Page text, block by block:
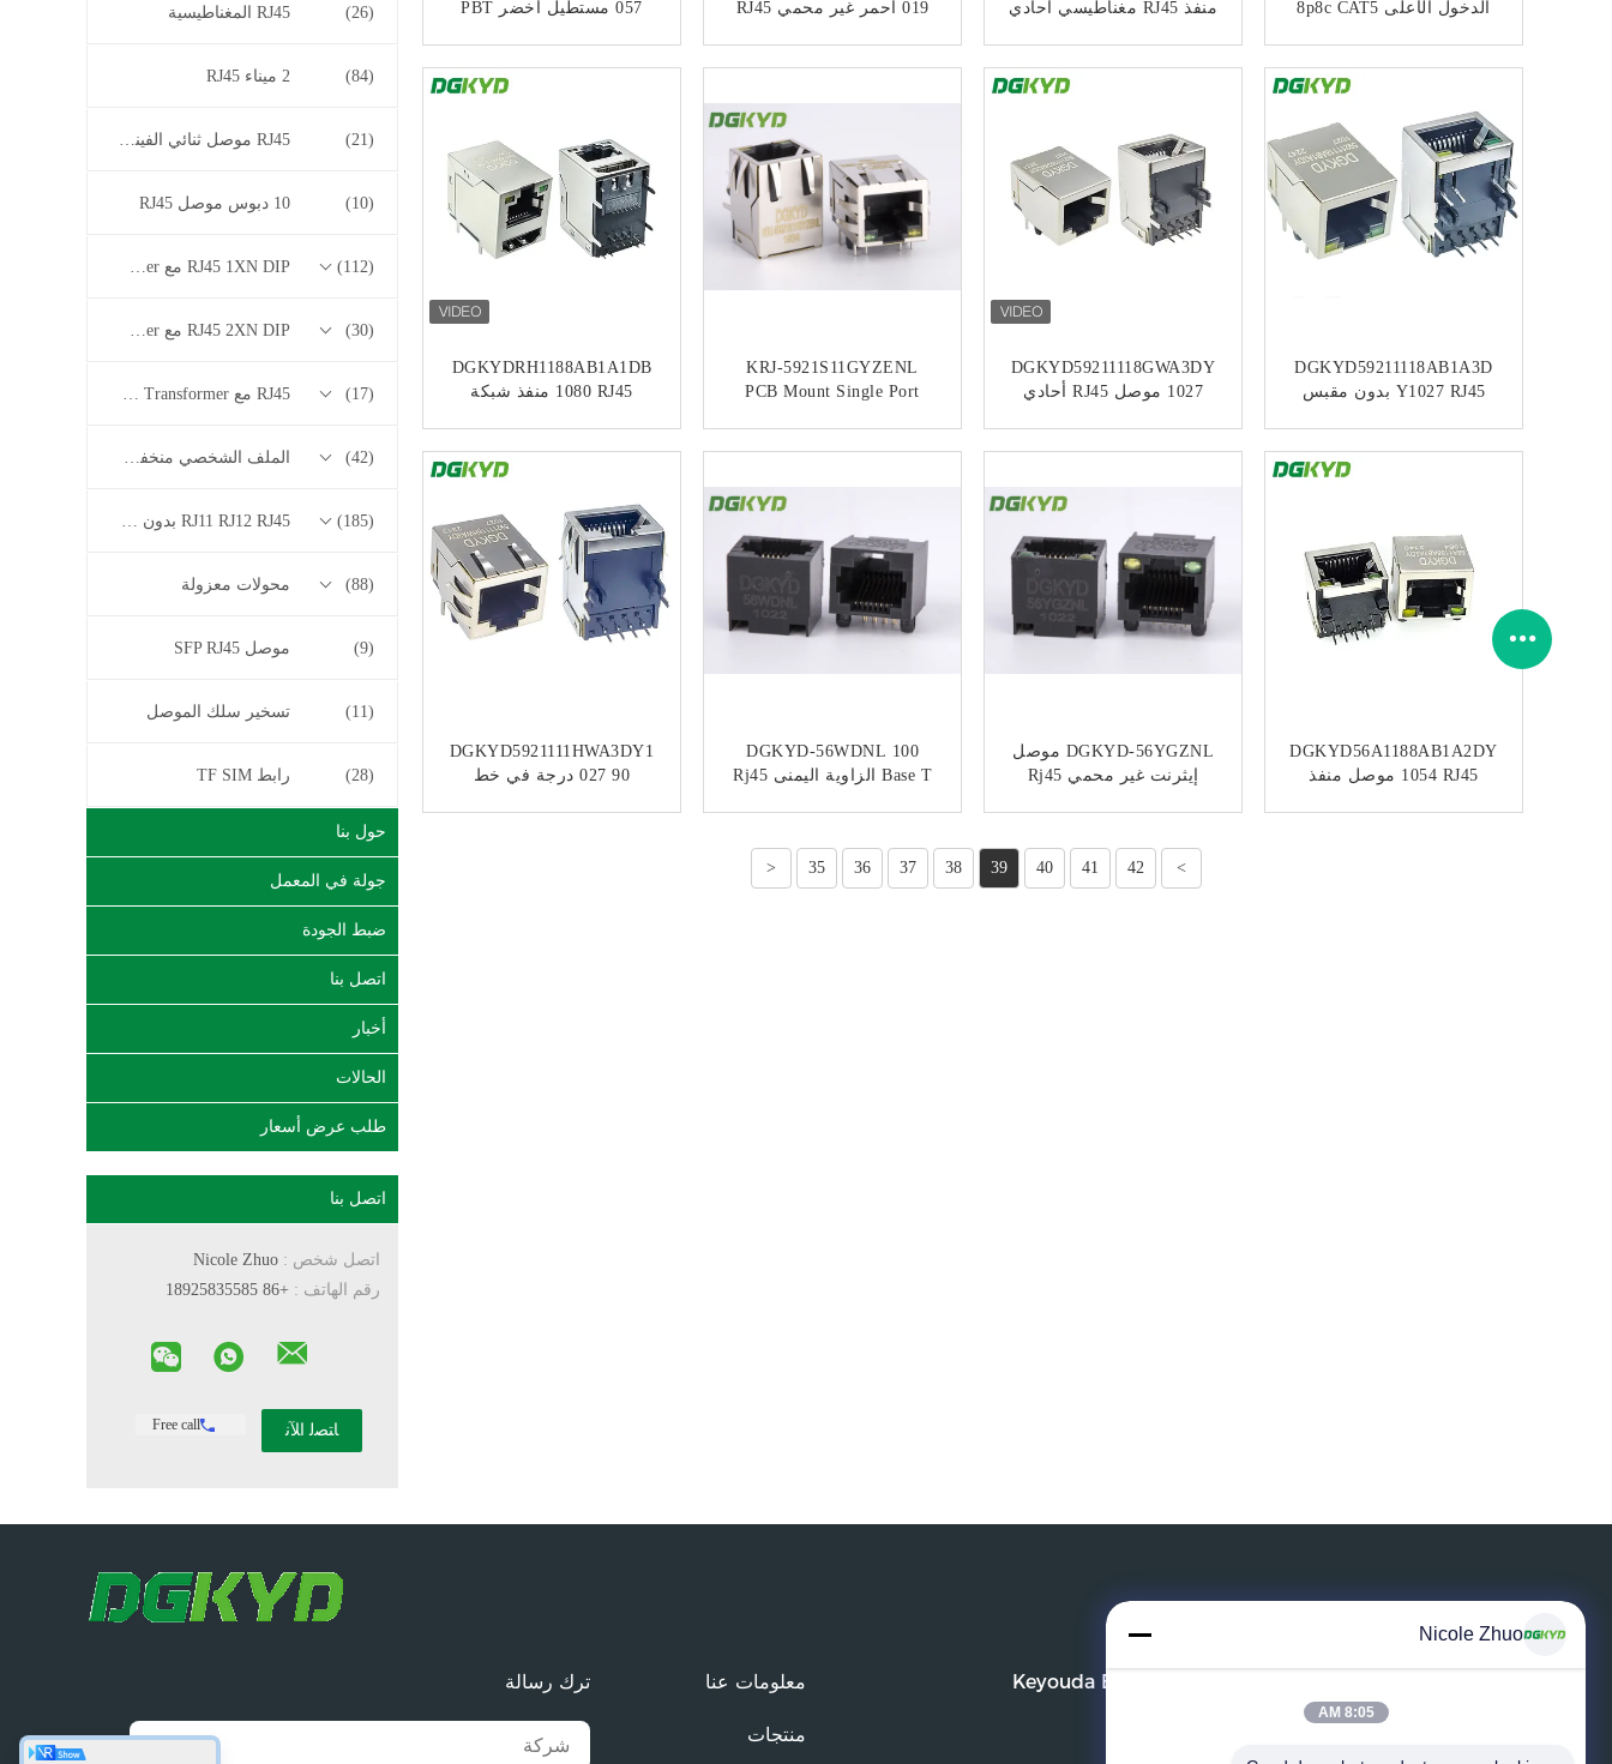
RJ45 المغناطيسية (26)
2 ميناء RJ45 (84)
RJ45 موصل ثنائي الفينيل متعدد الكلور (21)
10 دبوس موصل RJ45 (10)
RJ45 1XN DIP مع 10/100/1000M Base-T Series Transformer (112)
RJ45 2XN DIP مع 10/100/1000M Base-T Series Transformer (30)
RJ45 مع 2.5G / 5G / 10G Base-T Series Transformer (17)
الملف الشخصي منخفض RJ45 (42)
RJ11 RJ12 RJ45 بدون سلسلة المحولات (185)
محولات معزولة (88)
موصل SFP RJ45 (9)
تسخير سلك الموصل (11)
رابط TF SIM (28)
حول بنا
جولة في المعمل
ضبط الجودة
اتصل بنا
أخبار
الحالات
طلب عرض أسعار
اتصل بنا
اتصل شخص :
رقم الهاتف : +86 18925835585
Free call
057 مستطيل أخضر PBT
ﺎﺘﺼﻟ ﺍﻶﻧ
019 أحمر غير محمي RJ45
ﺎﺘﺼﻟ ﺍﻶﻧ
منفذ RJ45 مغناطيسي أحادي
ﺎﺘﺼﻟ ﺍﻶﻧ
الدخول الأعلى 8p8c CAT5
ﺎﺘﺼﻟ ﺍﻶﻧ
DGKYDRH1188AB1A1DB
1080 RJ45 منفذ شبكة
ﺎﺘﺼﻟ ﺍﻶﻧ
KRJ-5921S11GYZENL
PCB Mount Single Port
ﺎﺘﺼﻟ ﺍﻶﻧ
DGKYD59211118GWA3DY
1027 موصل RJ45 أحادي
ﺎﺘﺼﻟ ﺍﻶﻧ
DGKYD59211118AB1A3D
Y1027 RJ45 بدون مقبس
ﺎﺘﺼﻟ ﺍﻶﻧ
DGKYD5921111HWA3DY1
027 90 درجة في خط
DGKYD-56WDNL 100
Base T الزاوية اليمنى Rj45
DGKYD-56YGZNL موصل
إيثرنت غير محمي Rj45
DGKYD56A1188AB1A2DY
1054 RJ45 موصل منفذ
< 35 36 37 38 39 40 41 42 >
Keyouda Electronic Technology Co.,ltd معلومات عنا
منتجات
ترك رسالة
Nicole Zhuo
8:05 AM